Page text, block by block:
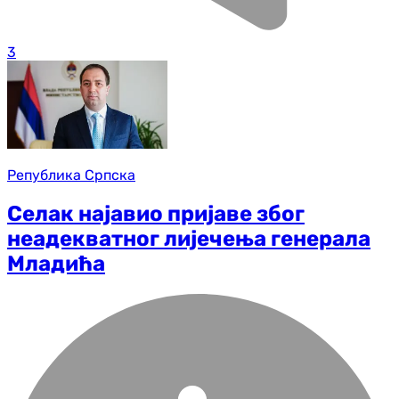
3
Република Српска
Селак најавио пријаве због
неадекватног лијечења генерала
Младића